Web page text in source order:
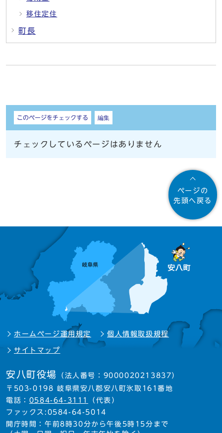
移住定住
町長
しおり
このページをチェックする 編集
チェックしているページはありません
ページの
先頭へ戻る
ホームページ運用規定 個人情報取扱規程
サイトマップ
安八町役場 （法人番号：9000020213837）
〒503-0198 岐阜県安八郡安八町氷取161番地
電話： 0584-64-3111
（代表）
ファックス:0584-64-5014
開庁時間：午前8時30分から午後5時15分まで